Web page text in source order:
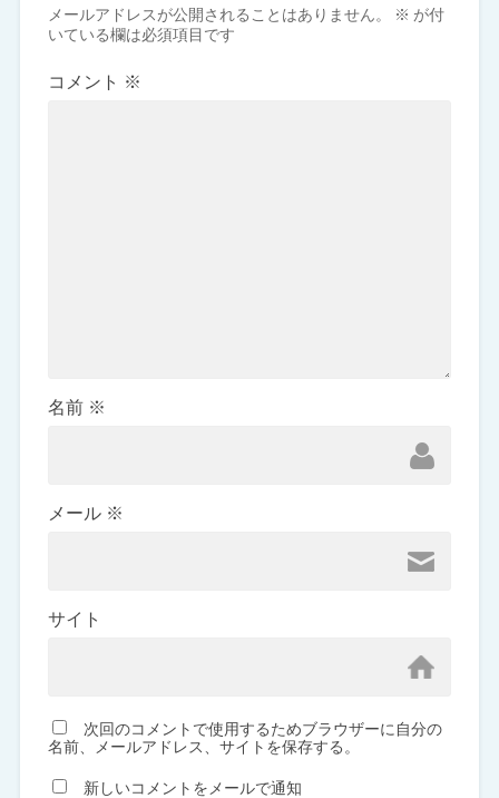
メールアドレスが公開されることはありません。 ※ が付
いている欄は必須項目です
コメント ※
名前 ※
メール ※
サイト
次回のコメントで使用するためブラウザーに自分の
名前、メールアドレス、サイトを保存する。
新しいコメントをメールで通知